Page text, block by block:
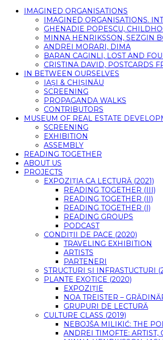
IMAGINED ORGANISATIONS
IMAGINED ORGANISATIONS.
GHENADIE POPESCU,
MINNA HENRIKSSON, SEZGIN
ANDREI MORARI, DIMA
BARAN CAGINLI, LOST AND
CRISTINA DAVID, POSTCARDS
IN BETWEEN OURSELVES
IAȘI & CHIȘINĂU
SCREENING
PROPAGANDA WALKS
CONTRIBUTORS
MUSEUM OF REAL ESTATE
SCREENING
EXHIBITION
ASSEMBLY
READING TOGETHER
ABOUT US
PROJECTS
EXPOZIȚIA CA LECTURĂ (2021)
READING TOGETHER (III)
READING TOGETHER (II)
READING TOGETHER (I)
READING GROUPS
PODCAST
CONDIȚII DE PACE (2020)
TRAVELING EXHIBITION
ARTISTS
PARTENERI
STRUCTURI ȘI INFRASTUCTURI
PLANTE EXOTICE (2020)
EXPOZIȚIE
NOA TREISTER –
GRUPURI DE LECTURĂ
CULTURE CLASS (2019)
NEBOJŠA MILIKIĆ: THE
ANDREI TIMOFTE: ARTIST,